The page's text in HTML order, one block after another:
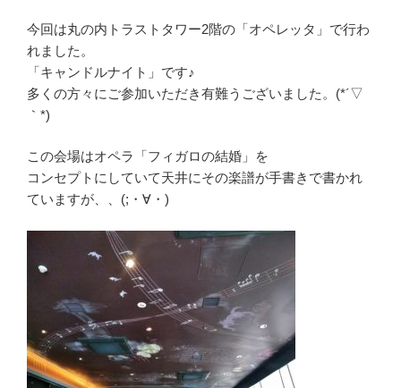
今回は丸の内トラストタワー2階の「オペレッタ」で行わ
れました。
「キャンドルナイト」です♪
多くの方々にご参加いただき有難うございました。(*´▽
｀*)
この会場はオペラ「フィガロの結婚」を
コンセプトにしていて天井にその楽譜が手書きで書かれ
ていますが、、(;・∀・)